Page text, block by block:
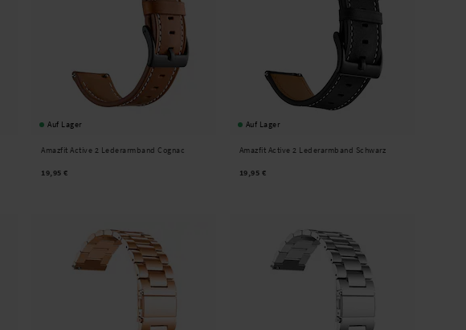
Auf Lager
Amazfit Active 2 Lederarmband Cognac
19,95 €
Auf Lager
Amazfit Active 2 Lederarmband Schwarz
19,95 €